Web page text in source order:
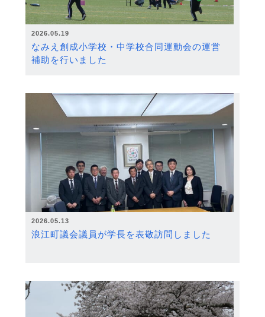
2026.05.19
なみえ創成小学校・中学校合同運動会の運営
補助を行いました
2026.05.13
浪江町議会議員が学長を表敬訪問しました